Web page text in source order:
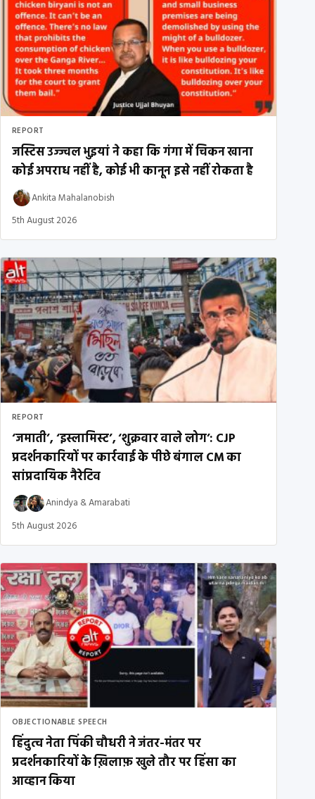
REPORT
जस्टिस उज्ज्वल भुइयां ने कहा कि गंगा में चिकन खाना
कोई अपराध नहीं है, कोई भी कानून इसे नहीं रोकता है
Ankita Mahalanobish
5th August 2026
REPORT
‘जमाती’, ‘इस्लामिस्ट’, ‘शुक्रवार वाले लोग’: CJP
प्रदर्शनकारियों पर कार्रवाई के पीछे बंगाल CM का
सांप्रदायिक नैरेटिव
Anindya &Amarabati
5th August 2026
OBJECTIONABLE SPEECH
हिंदुत्व नेता पिंकी चौधरी ने जंतर-मंतर पर
प्रदर्शनकारियों के ख़िलाफ़ खुले तौर पर हिंसा का
आव्हान किया